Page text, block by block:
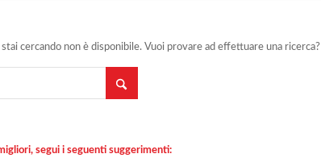
cercando non è disponibile. Vuoi provare ad effettuare una ricerca?
segui i seguenti suggerimenti: